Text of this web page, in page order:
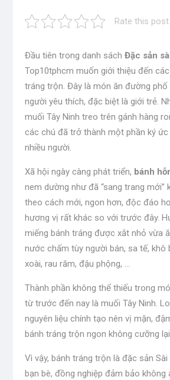
Rate this post
Đầu tiên trong danh sách Đặc sản
Top10tphcm muốn giới thiệu đến
tráng trộn. Đây là món ăn đường
người yêu thích, đặc biệt là giới trẻ.
muối Tây Ninh treo trên gánh hàng
các chú đã trở thành một phần ký
nhiều người.
Xã hội ngày càng phát triển, bánh
nem dường như đã “sang trang mới”
theo cách mới, ngon hơn, độc đáo
hương vị rất khác so với trước đây.
miếng bánh tráng được xắt nhỏ vừa
nước chấm tùy người bán, sa tế, khô
xoài, rau răm, đậu phộng, …
Thành phần không thể thiếu trong
từ trước đến nay là muối Tây Ninh.
nguyên liệu chính tạo nên vị mặn,
bánh tráng trộn ngon không cưỡng
Vì vậy, bánh tráng trộn là đặc sản
bạn bè, đồng nghiệp đảm bảo không